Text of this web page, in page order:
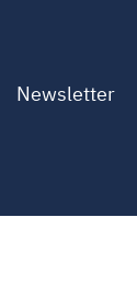
Newsletter